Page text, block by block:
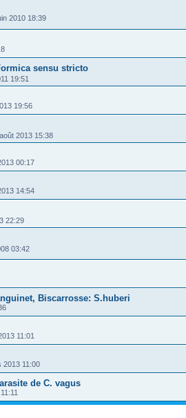
2010 18:39
sensu stricto
19:51
19:56
2013 15:38
00:17
14:54
22:29
03:42
Biscarrosse: S.huberi
11:01
2013 11:00
de C. vagus